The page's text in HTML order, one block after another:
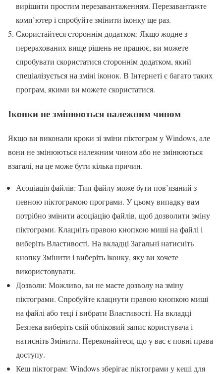
вирішити простим перезавантаженням. Перезавантажте
комп’ютер і спробуйте змінити іконку ще раз.
Скористайтеся стороннім додатком: Якщо жодне з
перерахованих вище рішень не працює, ви можете
спробувати скористатися стороннім додатком, який
спеціалізується на зміні іконок. В Інтернеті є багато таких
програм, якими ви можете скористатися.
Іконки не змінюються належним чином
Якщо ви виконали кроки зі зміни піктограм у Windows, але
вони не змінюються належним чином або не змінюються
взагалі, на це може бути кілька причин.
Асоціація файлів: Тип файлу може бути пов’язаний з
певною піктограмою програми. У цьому випадку вам
потрібно змінити асоціацію файлів, щоб дозволити зміну
піктограми. Клацніть правою кнопкою миші на файлі і
виберіть Властивості. На вкладці Загальні натисніть
кнопку Змінити і виберіть іконку, яку ви хочете
використовувати.
Дозволи: Можливо, ви не маєте дозволу на зміну
піктограми. Спробуйте клацнути правою кнопкою миші
на файлі або теці і вибрати Властивості. На вкладці
Безпека виберіть свій обліковий запис користувача і
натисніть Змінити. Переконайтеся, що у вас є повні права
доступу.
Кеш піктограм: Windows зберігає піктограми у кеші для